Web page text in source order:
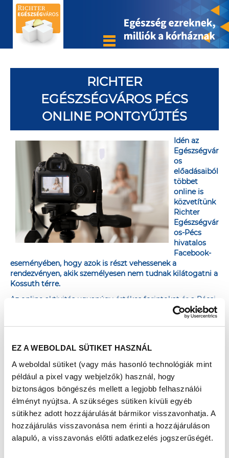
EZ A WEBOLDAL SÜTIKET HASZNÁL
A weboldal sütiket (vagy más hasonló technológiák mint
például a pixel vagy webjelzők) használ, hogy
biztonságos böngészés mellett a legjobb felhasználói
élményt nyújtsa. A szükséges sütiken kívüli egyéb
sütikhez adott hozzájárulását bármikor visszavonhatja. A
hozzájárulás visszavonása nem érinti a hozzájáruláson
alapuló, a visszavonás előtti adatkezelés jogszerűségét.
RICHTER
EGÉSZSÉGVÁROS PÉCS
ONLINE PONTGYŰJTÉS
Idén az
Egészségvár
os
előadásaiból
többet
online is
közvetítünk
Richter
Egészségvár
os-Pécs
hivatalos
Facebook-
eseményében, hogy azok is részt vehessenek a
rendezvényen, akik személyesen nem tudnak kilátogatni a
Kossuth térre.
Az online aktivitás ugyanúgy értékes forintokat ér a Pécsi
Tudományegyetem Klinikai Központ Szívgyógyászati
Klinikának, mint a személyes részvétel. A lakosok ugyanis
- akárcsak a szűréseken és a tanácsadásokon való
aktivitásaikkal (kedvelés, hozzászólás, megosztás) is
növelhetik a Richter Gedeon Nyrt. által felajánlott
3.500.000 forintos alapadományt.
Az élő közvetítések az alábbi időpontokban és témákban
indulnak az eseményben: